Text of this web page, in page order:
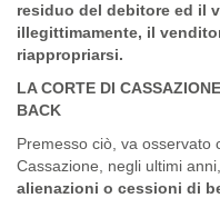
residuo del debitore ed il
illegittimamente, il
riappropriarsi.
LA CORTE DI
BACK
Premesso ciò, va osservato
Cassazione, negli ultimi
alienazioni o cessioni di